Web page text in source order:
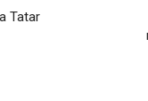
Tatar